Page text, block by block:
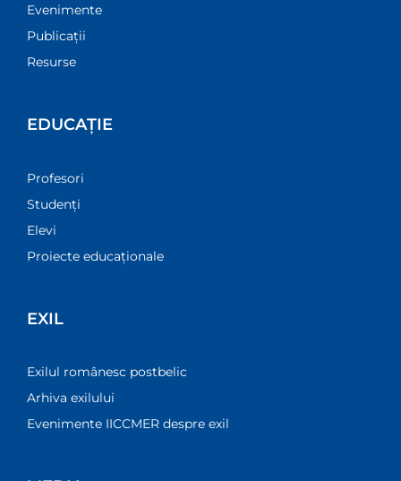
Evenimente
Publicații
Resurse
EDUCAȚIE
Profesori
Studenți
Elevi
Proiecte educaționale
EXIL
Exilul românesc postbelic
Arhiva exilului
Evenimente IICCMER despre exil